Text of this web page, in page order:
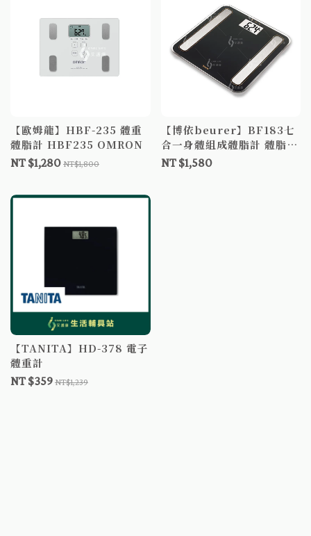
【歐姆龍】HBF-235 體重
體脂計 HBF235 OMRON
NT $1,280 NT$1,800
【博依beurer】BF183七
合一身體組成體脂計 體脂計
體脂機
NT $1,580
【TANITA】HD-378 電子
體重計
NT $359 NT$1,239